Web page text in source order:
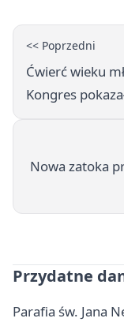
<< Poprzedni
Ćwierć wieku
Kongres
Nowa zatoka
Przydatne
Parafia św. Jana